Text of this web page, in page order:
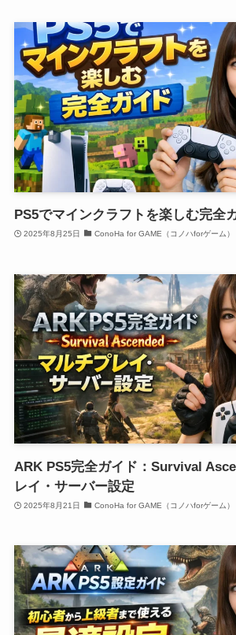
PS5でマインクラフトを楽しむ完全
2025年8月25日 ConoHa for GAME（コノハforゲーム）
ARK PS5完全ガイド：Survival
レイ・サーバー設定
2025年8月21日 ConoHa for GAME（コノハforゲーム）